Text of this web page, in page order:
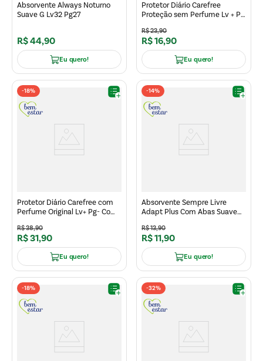
Absorvente Always Noturno
Suave G Lv32 Pg27
R$44,90
Eu quero!
Protetor Diário Carefree
Proteção sem Perfume Lv + Pg
R$23,90
R$16,90
Eu quero!
-18%
Protetor Diário Carefree com
Perfume Original Lv+ Pg- Com
R$38,90
R$31,90
Eu quero!
-14%
Absorvente Sempre Livre
Adapt Plus Com Abas Suave
R$13,90
R$11,90
Eu quero!
-18% -32%